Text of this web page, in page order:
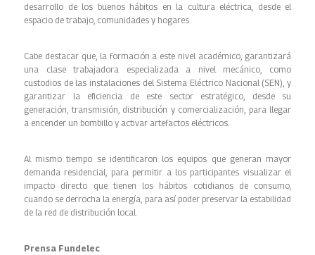
desarrollo de los buenos hábitos en la cultura eléctrica, desde el
espacio de trabajo, comunidades y hogares.
Cabe destacar que, la formación a este nivel académico, garantizará
una clase trabajadora especializada a nivel mecánico, como
custodios de las instalaciones del Sistema Eléctrico Nacional (SEN), y
garantizar la eficiencia de este sector estratégico, desde su
generación, transmisión, distribución y comercialización, para llegar
a encender un bombillo y activar artefactos eléctricos.
Al mismo tiempo se identificaron los equipos que generan mayor
demanda residencial, para permitir a los participantes visualizar el
impacto directo que tienen los hábitos cotidianos de consumo,
cuando se derrocha la energía, para así poder preservar la estabilidad
de la red de distribución local.
Prensa Fundelec